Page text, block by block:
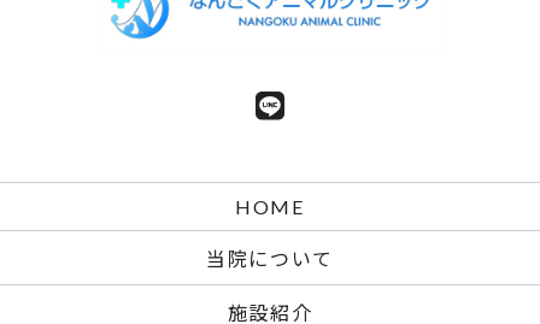
HOME
当院について
施設紹介